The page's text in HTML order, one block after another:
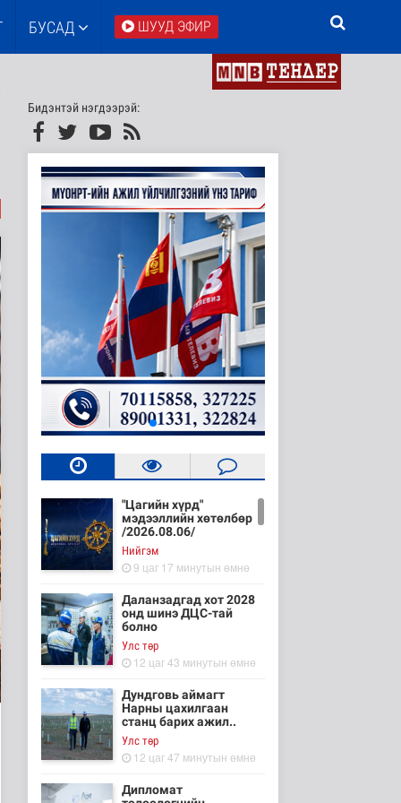
БУСАД ШУУД ЭФИР
Бидэнтэй нэгдээрэй:
"Цагийн хүрд"
мэдээллийн хөтөлбөр
/2026.08.06/
Нийгэм
9 цаг 17 минутын өмнө
Даланзадгад хот 2028
онд шинэ ДЦС-тай
болно
Улс төр
12 цаг 43 минутын өмнө
Дундговь аймагт
Нарны цахилгаан
станц барих ажил..
Улс төр
12 цаг 47 минутын өмнө
Дипломат